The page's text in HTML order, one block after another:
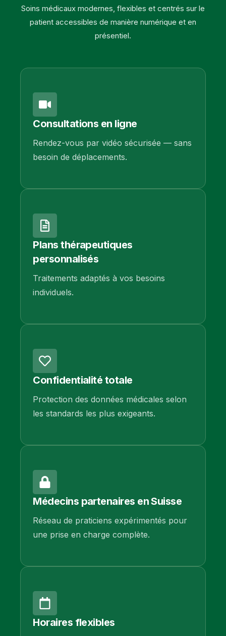
Soins médicaux modernes, flexibles et centrés sur le
patient accessibles de manière numérique et en
présentiel.
Consultations en ligne
Rendez-vous par vidéo sécurisée — sans
besoin de déplacements.
Plans thérapeutiques
personnalisés
Traitements adaptés à vos besoins
individuels.
Confidentialité totale
Protection des données médicales selon
les standards les plus exigeants.
Médecins partenaires en Suisse
Réseau de praticiens expérimentés pour
une prise en charge complète.
Horaires flexibles